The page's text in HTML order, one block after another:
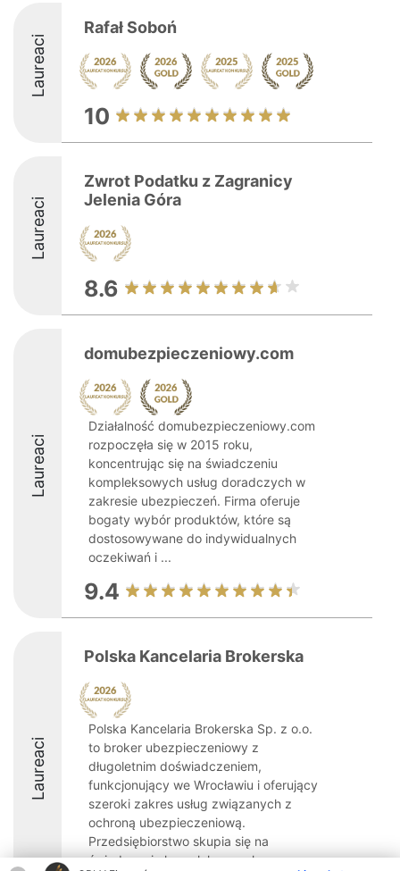
Laureaci
Rafał Soboń
10
Laureaci
Zwrot Podatku z Zagranicy
Jelenia Góra
8.6
Laureaci
domubezpieczeniowy.com
Działalność domubezpieczeniowy.com
rozpoczęła się w 2015 roku,
koncentrując się na świadczeniu
kompleksowych usług doradczych w
zakresie ubezpieczeń. Firma oferuje
bogaty wybór produktów, które są
dostosowywane do indywidualnych
oczekiwań i ...
9.4
Laureaci
Polska Kancelaria Brokerska
Polska Kancelaria Brokerska Sp. z o.o.
to broker ubezpieczeniowy z
długoletnim doświadczeniem,
funkcjonujący we Wrocławiu i oferujący
szeroki zakres usług związanych z
ochroną ubezpieczeniową.
Przedsiębiorstwo skupia się na
świadczeniu kompleksowych ...